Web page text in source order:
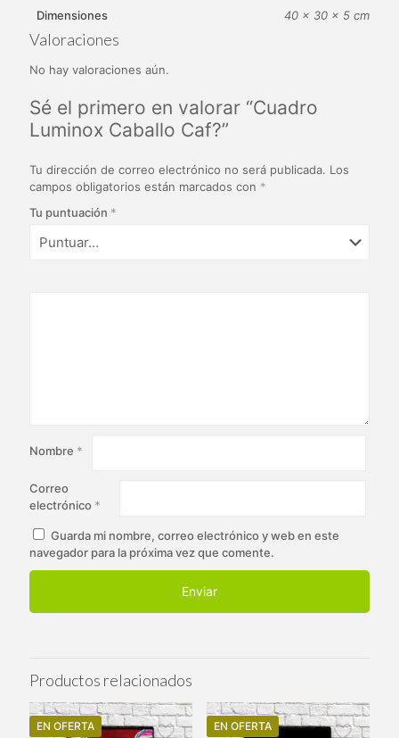
Dimensiones 40 × 30 × 5 cm
Valoraciones
No hay valoraciones aún.
Sé el primero en valorar “Cuadro
Luminox Caballo Caf?”
Tu dirección de correo electrónico no será publicada. Los
campos obligatorios están marcados con *
Tu puntuación *
Nombre *
Correo
electrónico *
Guarda mi nombre, correo electrónico y web en este
navegador para la próxima vez que comente.
Productos relacionados
EN OFERTA EN OFERTA